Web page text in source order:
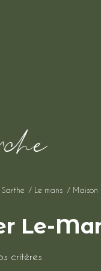
ce
Sarthe Le mans Maison
Le-
critères